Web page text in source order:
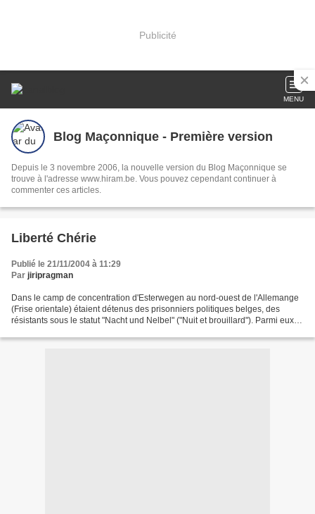
Publicité
MENU
Blog Maçonnique - Première version
Depuis le 3 novembre 2006, la nouvelle version du Blog Maçonnique se
trouve à l'adresse www.hiram.be. Vous pouvez cependant continuer à
commenter ces articles.
Liberté Chérie
Publié le 21/11/2004 à 11:29
Par jiripragman
Dans le camp de concentration d'Esterwegen au nord-ouest de l'Allemange
(Frise orientale) étaient détenus des prisonniers politiques belges, des
résistants sous le statut "Nacht und Nelbel" ("Nuit et brouillard"). Parmi eux,